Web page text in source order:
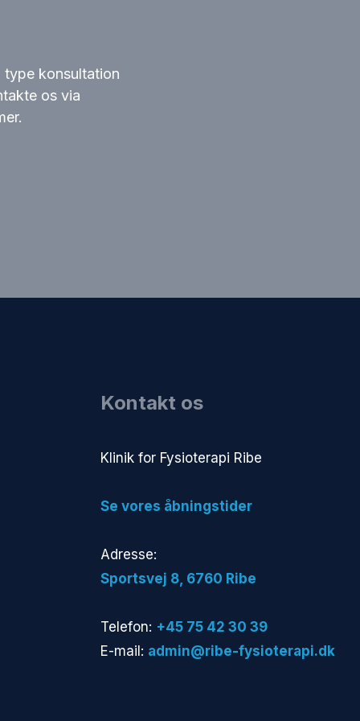
type konsultation
os via
Kontakt os
​Klinik for Fysioterapi Ribe
​Se vores åbningstider
Adresse:
​Sportsvej 8, 6760 Ribe​
Telefon: +45 75 42 30 39
E-mail: admin@ribe-fysioterapi.dk